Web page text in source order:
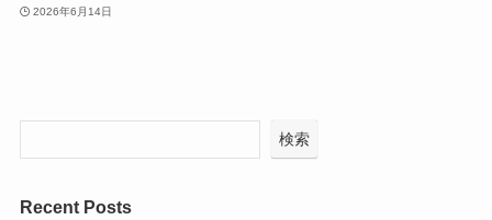
2026年6月14日
検索
Recent Posts